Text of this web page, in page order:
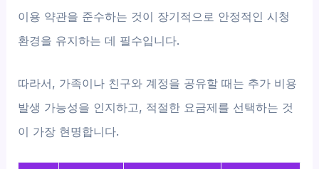
이용 약관을 준수하는 것이 장기적으로 안정적인 시청
환경을 유지하는 데 필수입니다.
따라서, 가족이나 친구와 계정을 공유할 때는 추가 비용
발생 가능성을 인지하고, 적절한 요금제를 선택하는 것
이 가장 현명합니다.